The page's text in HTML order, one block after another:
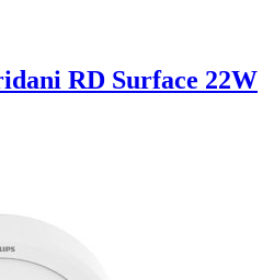
RD Surface 22W